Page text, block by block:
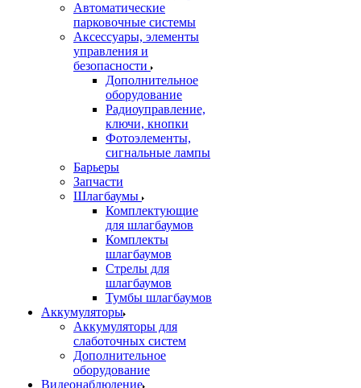
Автоматические
парковочные системы
Аксессуары, элементы
управления и
безопасности
Дополнительное
оборудование
Радиоуправление,
ключи, кнопки
Фотоэлементы,
сигнальные лампы
Барьеры
Запчасти
Шлагбаумы
Комплектующие
для шлагбаумов
Комплекты
шлагбаумов
Стрелы для
шлагбаумов
Тумбы шлагбаумов
Аккумуляторы
Аккумуляторы для
слаботочных систем
Дополнительное
оборудование
Видеонаблюдение